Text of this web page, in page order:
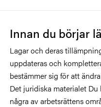
Innan du börjar
Lagar och deras
uppdateras och
bestämmer sig för att
Det juridiska materialet
några av arbetsrättens